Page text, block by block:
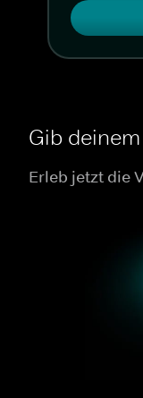
Gib
Erleb jetzt die